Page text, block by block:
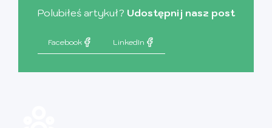
Polubiłeś artykuł? Udostępnij nasz post
Facebook LinkedIn